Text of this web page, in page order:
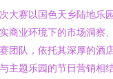
大赛以国色天乡陆地乐
商业环境下的市场洞察
团队，依托其深厚的酒
主题乐园的节日营销相